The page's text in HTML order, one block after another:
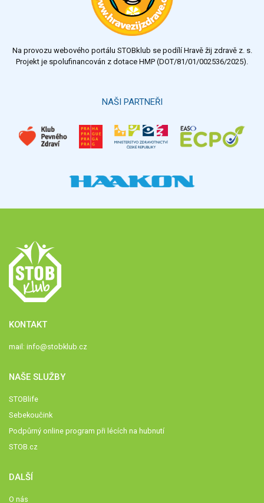
Výsledky Všechny ankety
Na provozu webového portálu STOBklub se podílí Hravě žij zdravě z. s.
Projekt je spolufinancován z dotace HMP (DOT/81/01/002536/2025).
NAŠI PARTNEŘI
KONTAKT
mail: info@stobklub.cz
NAŠE SLUŽBY
STOBlife
Sebekoučink
Podpůrný online program při lécích na hubnutí
STOB.cz
DALŠÍ
O nás